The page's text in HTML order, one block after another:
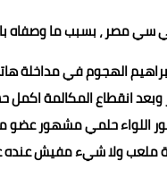
سي مصر ، بسبب ما وصفاه
الهجوم في مداخلة
وبعد انقطاع المكالمة
اللواء حلمي مشهور عضو
ملعب ولا شيء مفيش